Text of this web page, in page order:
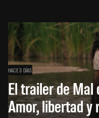
HACE 3 DÍAS
El trailer de Mal
Amor, libertad y